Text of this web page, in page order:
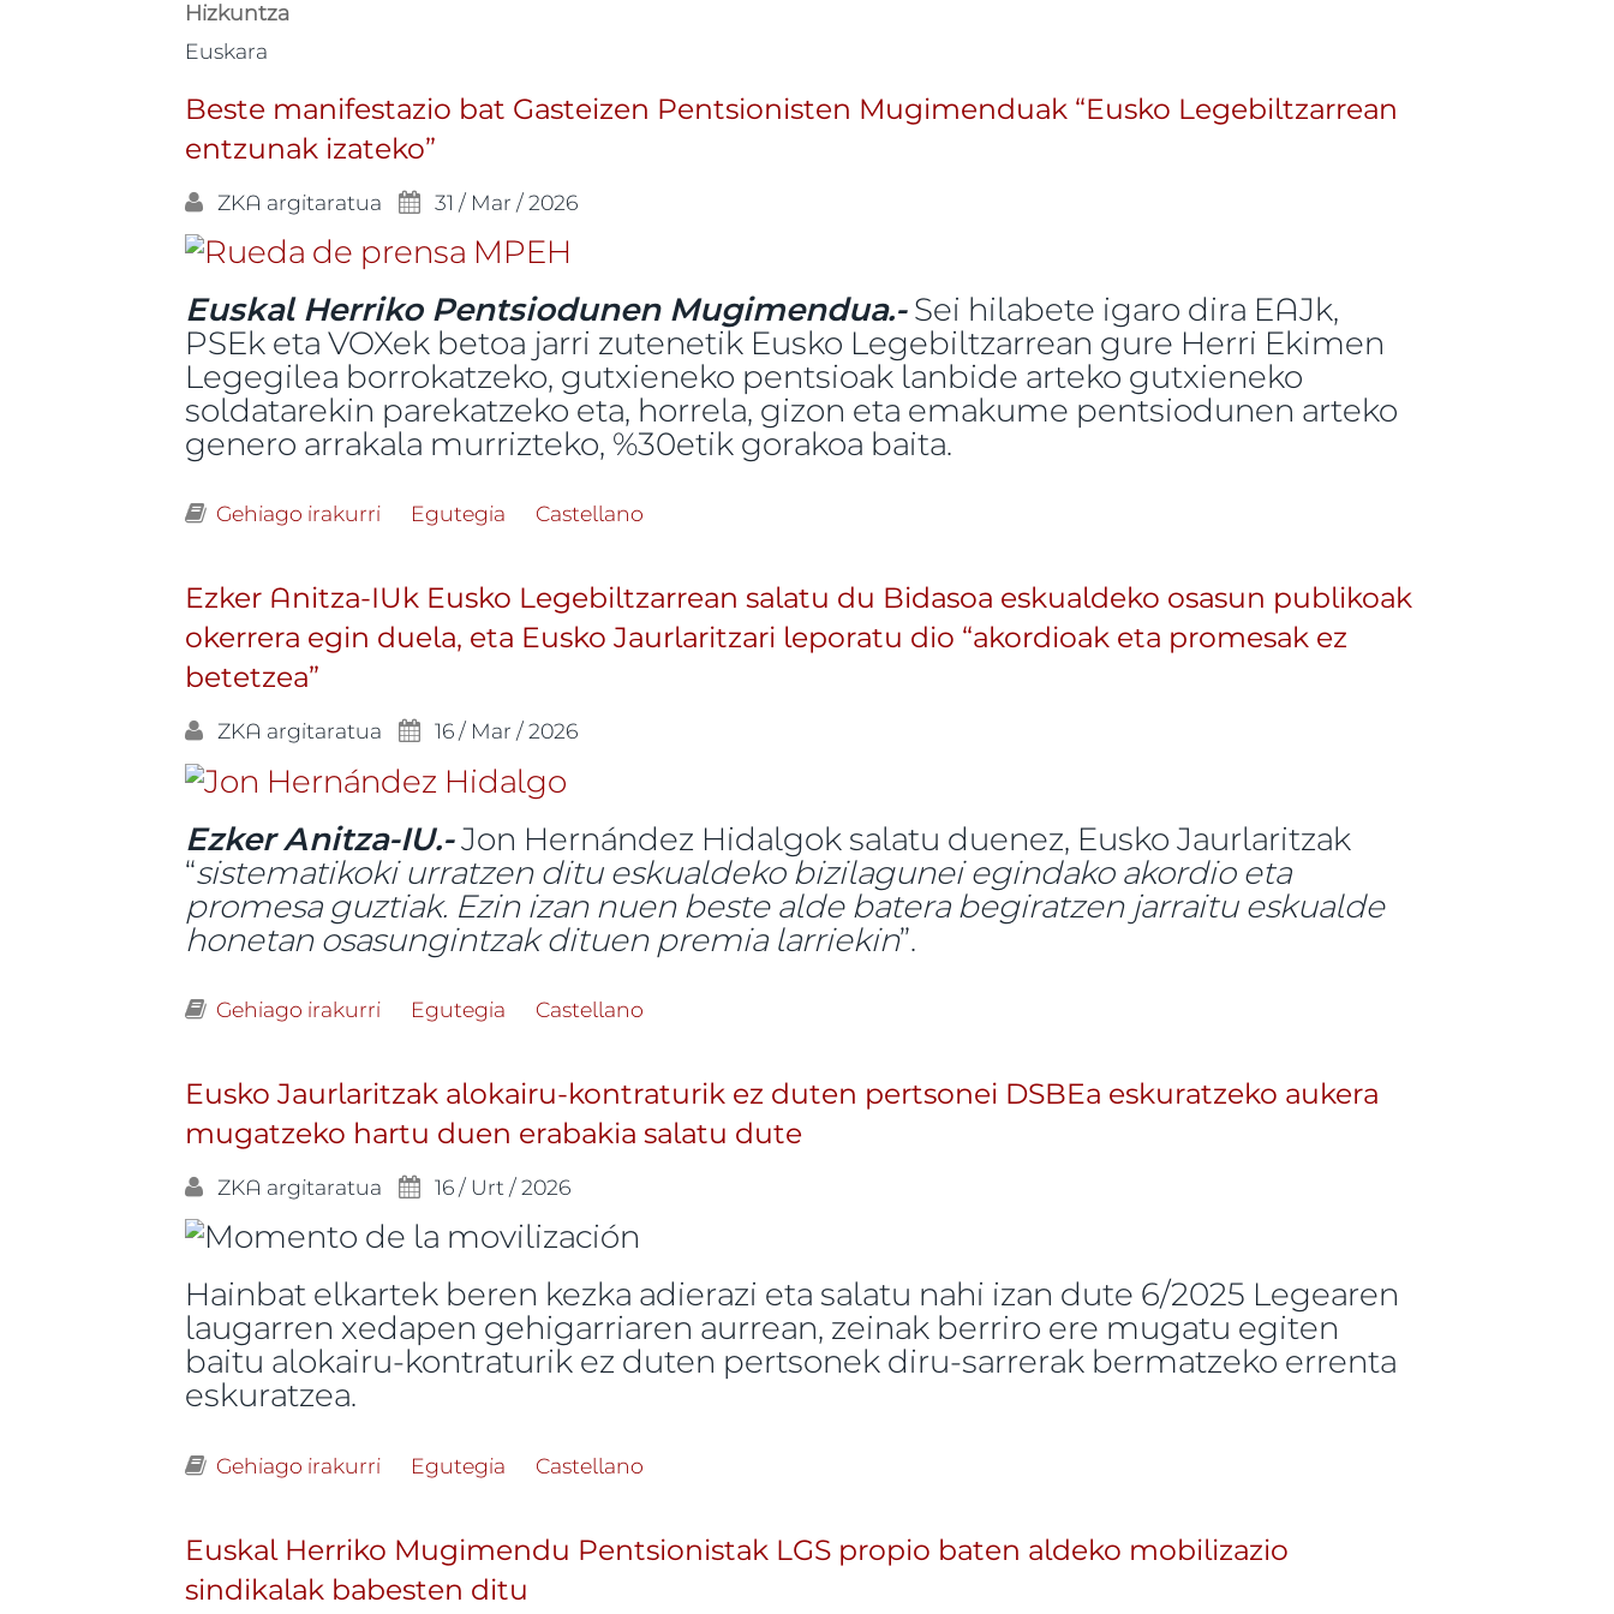
Hizkuntza
Euskara
Beste manifestazio bat Gasteizen Pentsionisten Mugimenduak “Eusko Legebiltzarrean
entzunak izateko”
ZKA argitaratua 31 / Mar / 2026
Euskal Herriko Pentsiodunen Mugimendua.-Sei hilabete igaro dira EAJk,
PSEk eta VOXek betoa jarri zutenetik Eusko Legebiltzarrean gure Herri Ekimen
Legegilea borrokatzeko, gutxieneko pentsioak lanbide arteko gutxieneko
soldatarekin parekatzeko eta, horrela, gizon eta emakume pentsiodunen arteko
genero arrakala murrizteko, %30etik gorakoa baita.
Gehiago irakurri Beste manifestazio bat Gasteizen Pentsionisten Mugimenduak “Eusko Legebiltzarrean entzunak izateko” -ri buruz
Egutegia Castellano
Ezker Anitza-IUk Eusko Legebiltzarrean salatu du Bidasoa eskualdeko osasun publikoak
okerrera egin duela, eta Eusko Jaurlaritzari leporatu dio “akordioak eta promesak ez
betetzea”
ZKA argitaratua 16 / Mar / 2026
Ezker Anitza-IU.-Jon Hernández Hidalgok salatu duenez, Eusko Jaurlaritzak
“sistematikoki urratzen ditu eskualdeko bizilagunei egindako akordio eta
promesa guztiak. Ezin izan nuen beste alde batera begiratzen jarraitu eskualde
honetan osasungintzak dituen premia larriekin”.
Gehiago irakurri Ezker Anitza-IUk Eusko Legebiltzarrean salatu du Bidasoa eskualdeko osasun publikoak okerrera egin duela, eta Eusko
Egutegia Castellano
Eusko Jaurlaritzak alokairu-kontraturik ez duten pertsonei DSBEa eskuratzeko aukera
mugatzeko hartu duen erabakia salatu dute
ZKA argitaratua 16 / Urt / 2026
Hainbat elkartek beren kezka adierazi eta salatu nahi izan dute 6/2025 Legearen
laugarren xedapen gehigarriaren aurrean, zeinak berriro ere mugatu egiten
baitu alokairu-kontraturik ez duten pertsonek diru-sarrerak bermatzeko errenta
eskuratzea.
Gehiago irakurri Eusko Jaurlaritzak alokairu-kontraturik ez duten pertsonei DSBEa eskuratzeko aukera mugatzeko hartu duen erabakia
Egutegia Castellano
Euskal Herriko Mugimendu Pentsionistak LGS propio baten aldeko mobilizazio
sindikalak babesten ditu